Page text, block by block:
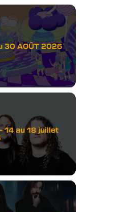
30 AOÛT 2026
14 au 18 juillet